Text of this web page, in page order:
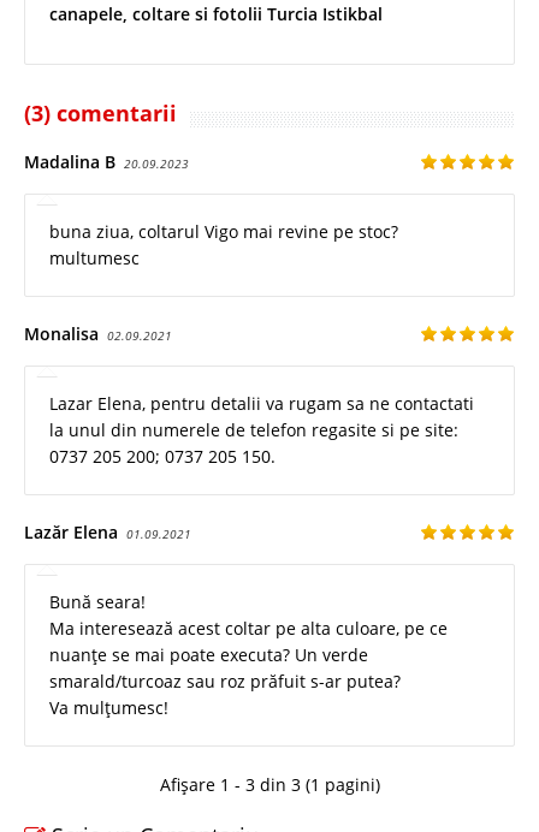
canapele, coltare si fotolii Turcia Istikbal
(3) comentarii
Madalina B 20.09.2023
buna ziua, coltarul Vigo mai revine pe stoc?
multumesc
Monalisa 02.09.2021
Lazar Elena, pentru detalii va rugam sa ne contactati
la unul din numerele de telefon regasite si pe site:
0737 205 200; 0737 205 150.
Lazăr Elena 01.09.2021
Bună seara!
Ma interesează acest coltar pe alta culoare, pe ce
nuanțe se mai poate executa? Un verde
smarald/turcoaz sau roz prăfuit s-ar putea?
Va mulțumesc!
Afișare 1 - 3 din 3 (1 pagini)